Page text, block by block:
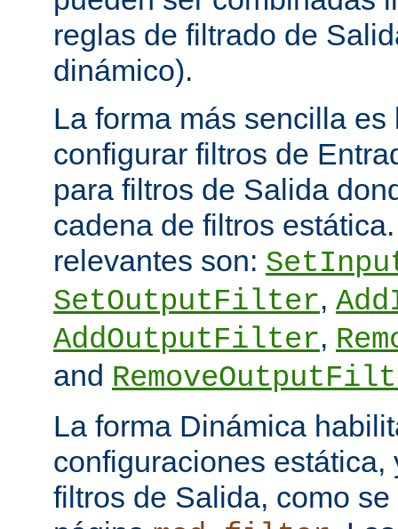
reglas de filtrado de
dinámico).
La forma más sencilla
configurar filtros de
para filtros de Salida
cadena de filtros
relevantes son:
SetOutputFilter,
AddOutputFilter,
and
La forma Dinámica
configuraciones
filtros de Salida, como